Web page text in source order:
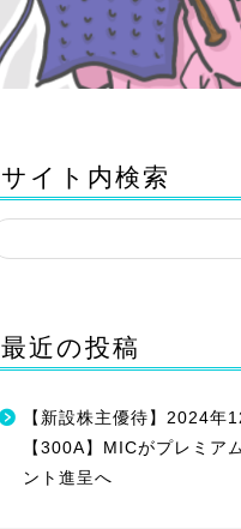
サイト内検索
最近の投稿
【新設株主優待】2024年
【300A】MICがプレミア
ント進呈へ